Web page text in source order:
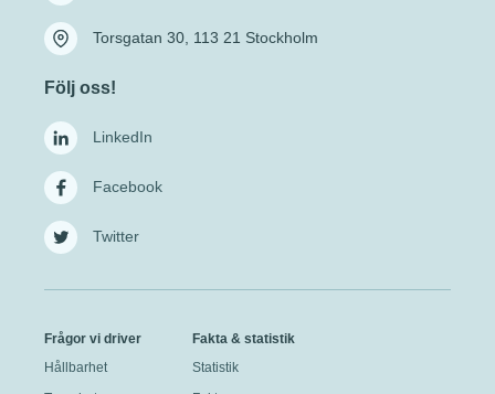
Torsgatan 30, 113 21 Stockholm
Följ oss!
LinkedIn
Facebook
Twitter
Frågor vi driver
Hållbarhet
Fakta & statistik
Statistik